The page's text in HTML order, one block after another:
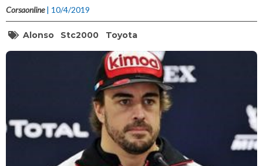
Corsaonline | 10/4/2019
Alonso Stc2000 Toyota